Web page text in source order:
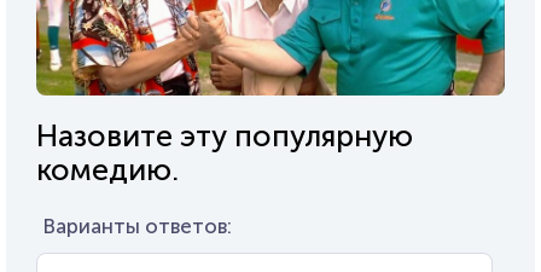
Назовите эту популярную
комедию.
Варианты ответов: